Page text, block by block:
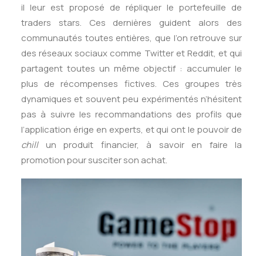
il leur est proposé de répliquer le portefeuille de
traders stars. Ces dernières guident alors des
communautés toutes entières, que l’on retrouve sur
des réseaux sociaux comme Twitter et Reddit, et qui
partagent toutes un même objectif : accumuler le
plus de récompenses fictives. Ces groupes très
dynamiques et souvent peu expérimentés n’hésitent
pas à suivre les recommandations des profils que
l’application érige en experts, et qui ont le pouvoir de
chill un produit financier, à savoir en faire la
promotion pour susciter son achat.